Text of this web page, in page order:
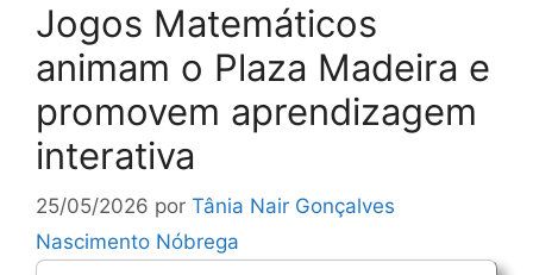
Jogos Matemáticos
animam o Plaza Madeira e
promovem aprendizagem
interativa
25/05/2026 por Tânia Nair Gonçalves
Nascimento Nóbrega